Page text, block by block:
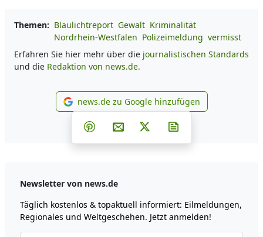
Themen: Blaulichtreport Gewalt Kriminalität
Nordrhein-Westfalen Polizeimeldung vermisst
Erfahren Sie hier mehr über die journalistischen Standards
und die Redaktion von news.de.
news.de zu Google
news.de zu Google hinzufügen
Teilen auf Facebook
Teilen auf Whatsapp
Teilen auf Telegram
Teilen auf Pinterest
Per E-Mail teilen
Post auf X
Newsletter von news.de
Täglich kostenlos & topaktuell informiert: Eilmeldungen,
Regionales und Weltgeschehen. Jetzt anmelden!